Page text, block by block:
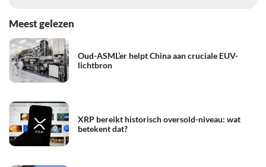
Meest gelezen
Oud-ASML’er helpt China aan cruciale EUV-
lichtbron
XRP bereikt historisch oversold-niveau: wat
betekent dat?